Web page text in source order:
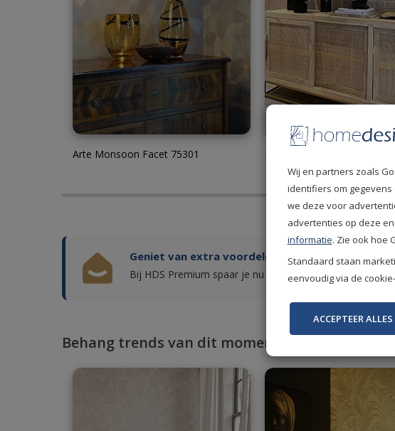
Arte Monsoon Facet 75301
Geniet van extra voordelen!
Bij HDS Premium spaar je nu punten voor exclusieve
Behang trends van dit moment
Wij en partners zoals
identifiers om
we deze voor
advertenties op deze
informatie. Zie ook hoe
Standaard staan
eenvoudig via de
ACCEPTEER ALLES